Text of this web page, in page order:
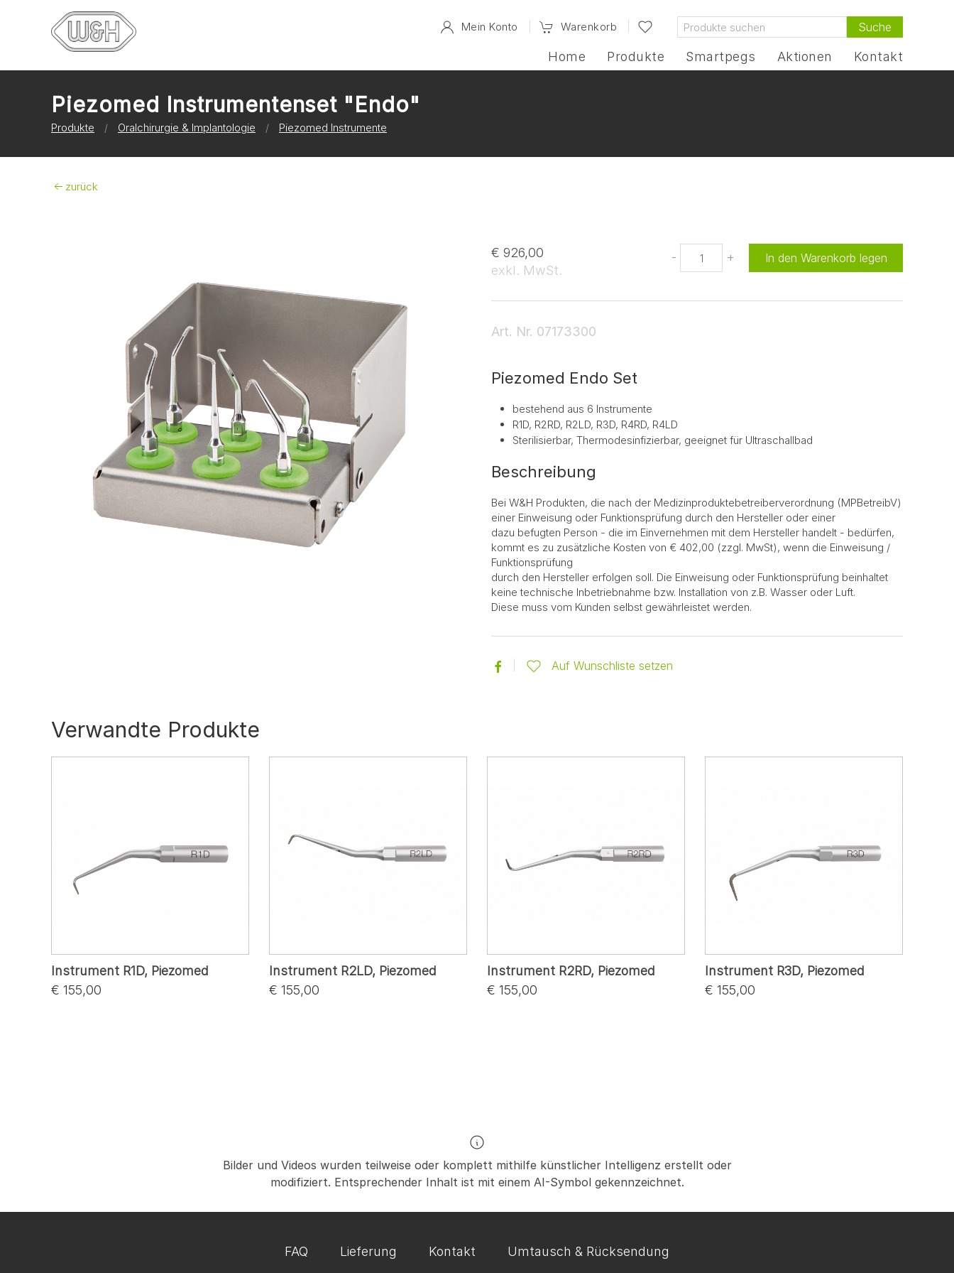
Mein Konto Warenkorb Suche
Home Produkte Smartpegs Aktionen Kontakt
Piezomed Instrumentenset "Endo"
Produkte Oralchirurgie & Implantologie Piezomed Instrumente
zurück
€ 926,00
exkl. MwSt.
- + In den Warenkorb legen
Art. Nr. 07173300
Piezomed Endo Set
bestehend aus 6 Instrumente
R1D, R2RD, R2LD, R3D, R4RD, R4LD
Sterilisierbar, Thermodesinfizierbar, geeignet für Ultraschallbad
Beschreibung
Bei W&H Produkten, die nach der Medizinproduktebetreiberverordnung (MPBetreibV)
einer Einweisung oder Funktionsprüfung durch den Hersteller oder einer
dazu befugten Person - die im Einvernehmen mit dem Hersteller handelt - bedürfen,
kommt es zu zusätzliche Kosten von € 402,00 (zzgl. MwSt), wenn die Einweisung /
Funktionsprüfung
durch den Hersteller erfolgen soll. Die Einweisung oder Funktionsprüfung beinhaltet
keine technische Inbetriebnahme bzw. Installation von z.B. Wasser oder Luft.
Diese muss vom Kunden selbst gewährleistet werden.
Auf Wunschliste setzen
Verwandte Produkte
Instrument R1D, Piezomed
€ 155,00
Instrument R2LD, Piezomed
€ 155,00
Instrument R2RD, Piezomed
€ 155,00
Instrument R3D, Piezomed
€ 155,00
Bilder und Videos wurden teilweise oder komplett mithilfe künstlicher Intelligenz erstellt oder
modifiziert. Entsprechender Inhalt ist mit einem AI-Symbol gekennzeichnet.
FAQ Lieferung Kontakt Umtausch & Rücksendung